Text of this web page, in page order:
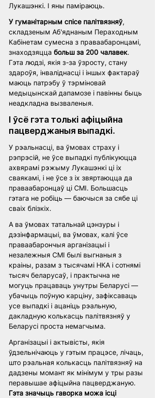
Лукашэнкі. І яны паміраюць.
У гуманітарным спісе палітвязняў,
складзеным Аб'яднаным Пераходным
Кабінетам сумесна з праваабаронцамі,
знаходзяцца больш за 200 чалавек.
Гэта людзі, якія з-за ўзросту, стану
здароўя, інваліднасці і іншых фактараў
маюць патрэбу ў тэрміновай
медыцынскай дапамозе і павінны быць
неадкладна вызваленыя.
І ўсё гэта толькі афіцыйна
пацверджаныя выпадкі.
У рэальнасці, ва ўмовах страху і
рэпрэсій, не ўсе выпадкі публікуюцца
ахвярамі рэжыму Лукашэнкі ці іх
сваякамі, і не ўсе з іх звяртаюцца да
праваабаронцаў ці СМІ. Большасць
гэтага не робіць — баючыся за сябе ці
сваіх блізкіх.
А ва ўмовах татальнай цэнзуры і
дэзінфармацыі, ва ўмовах, калі ўсе
праваабарончыя арганізацыі і
незалежныя СМІ былі выгнаныя з
краіны, разам з тысячамі НКА і сотнямі
тысяч беларусаў, і практычна не
могуць працаваць унутры Беларусі —
убачыць поўную карціну, зафіксаваць
усе выпадкі і ацаніць рэальную,
дакладную колькасць палітвязняў у
Беларусі проста немагчыма.
Арганізацыі і актывісты, якія
ўдзельнічаюць у гэтым працэсе, лічаць,
што рэальная колькасць палітвязняў на
дадзены момант як мінімум у тры разы
перавышае афіцыйна пацверджаную.
Гэта значыць гаворка можа ісці